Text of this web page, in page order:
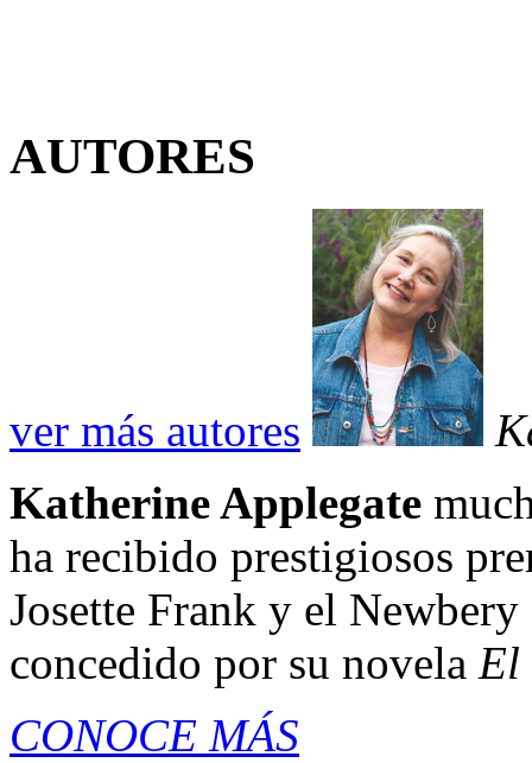
AUTORES
ver más autores
Katherine Applegate
ha recibido prestigiosos
Josette Frank y el
concedido por su novela El
CONOCE MÁS